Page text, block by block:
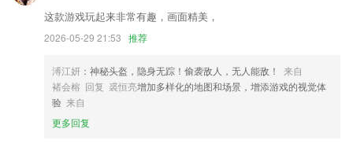
这款游戏玩起来非常有趣，画面精美，
2026-05-29 21:53 推荐
溥江妍 ：神秘头盔，隐身无踪！偷袭敌人，无人能敌！
来自
褚会榕 回复 裘恒亮增加多样化的地图和场景，增添游戏的视觉体
验 来自
更多回复